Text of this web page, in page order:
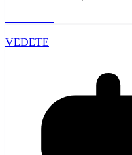
VEDETE